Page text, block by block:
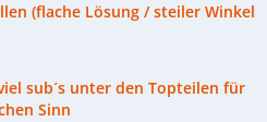
(flache Lösung / steiler Winkel
sub´s unter den Topteilen für
Sinn